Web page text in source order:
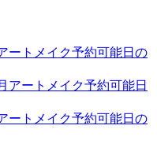
ートメイク予約可能日の
アートメイク予約可能日
ートメイク予約可能日の